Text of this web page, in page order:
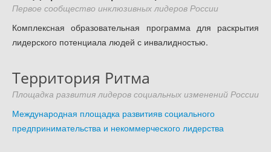
Доступность - что это?
Наш аудит доступности
Подтверждение доступности
Наши проекты
Our projects
Публичная отетность
Our public reporting
Первое сообщество инклюзивных лидеров России
Комплексная образовательная программа для раскрытия
лидерского потенциала людей с инвалидностью.
Территория Ритма
Площадка развития лидеров социальных изменений России
Международная площадка развитияв социального
предпринимательства и некоммерческого лидерства